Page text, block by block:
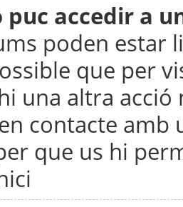
puc accedir a
poden estar
que per
una altra acció
contacte
que us hi